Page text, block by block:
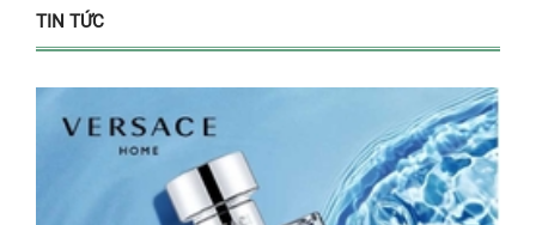
TIN TỨC